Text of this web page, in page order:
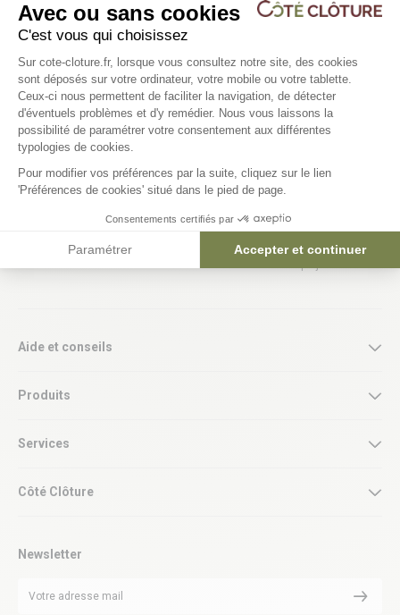
Livraison gratuite à partir de 1500€
d’achat
Offre réservée aux particuliers
En 3 ou 4 fois sans frais
professionnels
Accéder à l’espace pro
de chez vous
Nos experts vous accompagnent
Aide et conseils
Produits
Services
Côté Clôture
Newsletter
Avec ou sans cookies
C'est vous qui choisissez
Plateforme de Gestion du
Sur cote-cloture.fr, lorsque vous consultez notre site, des cookies
sont déposés sur votre ordinateur, votre mobile ou votre tablette.
Ceux-ci nous permettent de faciliter la navigation, de détecter
d'éventuels problèmes et d'y remédier. Nous vous laissons la
possibilité de paramétrer votre consentement aux différentes
typologies de cookies.
Pour modifier vos préférences par la suite, cliquez sur le lien
'Préférences de cookies' situé dans le pied de page.
Consentements certifiés par
Paramétrer Accepter et continuer
Axeptio consent